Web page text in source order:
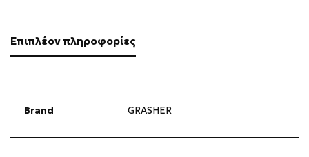
Επιπλέον πληροφορίες
Brand GRASHER